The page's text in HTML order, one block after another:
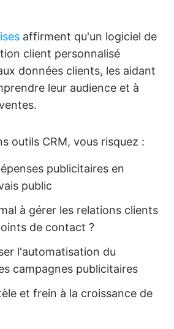
affirment qu'un logiciel de
client personnalisé
données clients, les aidant
leur audience et à
outils CRM, vous risquez :
publicitaires en
public
à gérer les relations clients
de contact ?
l'automatisation du
campagnes publicitaires
et frein à la croissance de